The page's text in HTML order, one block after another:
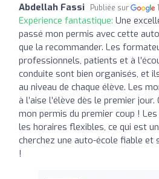
Abdellah Fassi Publiée sur
Expérience fantastique: Une
passé mon permis avec cette
que la recommander. Les
professionnels, patients et à
conduite sont bien organisés, et
au niveau de chaque élève. Les
à l’aise l’élève dès le premier jour.
mon permis du premier coup !
les horaires flexibles, ce qui est
cherchez une auto-école fiable et
!